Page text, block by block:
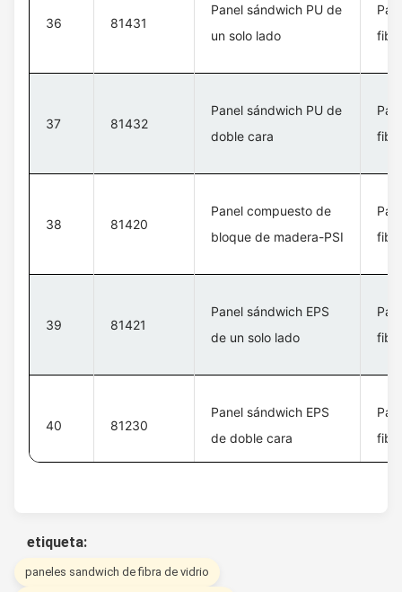
36 81431
Panel sándwich PU de
un solo lado
37 81432
Panel sándwich PU de
doble cara
38 81420
Panel compuesto de
bloque de madera-PSI
39 81421
Panel sándwich EPS
de un solo lado
40 81230
Panel sándwich EPS
de doble cara
etiqueta:
paneles sandwich de fibra de vidrio